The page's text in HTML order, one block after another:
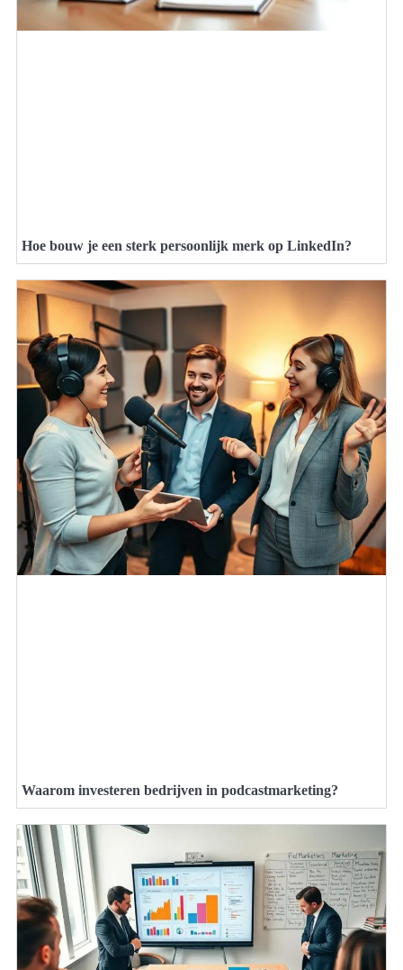
Hoe bouw je een sterk persoonlijk merk op LinkedIn?
Waarom investeren bedrijven in podcastmarketing?